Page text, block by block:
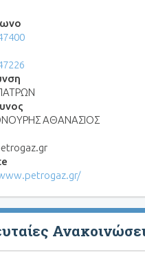
ΑΘΑΝΑΣΙΟΣ